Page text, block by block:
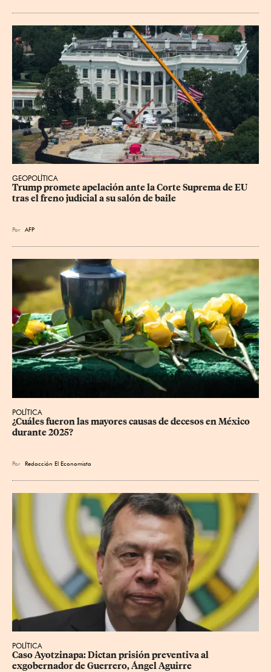
GEOPOLÍTICA
Trump promete apelación ante la Corte Suprema de EU
tras el freno judicial a su salón de baile
Por AFP
POLÍTICA
¿Cuáles fueron las mayores causas de decesos en México
durante 2025?
Por Redacción El Economista
POLÍTICA
Caso Ayotzinapa: Dictan prisión preventiva al
exgobernador de Guerrero, Ángel Aguirre